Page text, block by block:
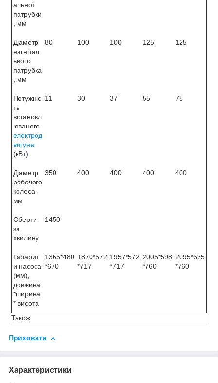
альної
патрубки
, мм
Діаметр
нагнітал
ьного
патрубка
, мм
80 100 100 125 125
Потужніс
ть
встановл
юваного
електрод
вигуна
(кВт)
11 30 37 55 75
Діаметр
робочого
колеса,
мм
350 400 400 400 400
Оберти
за
хвилину
1450
Габарит
и насоса
(мм),
довжина
*ширина
* висота
1365*480
*670
1870*572
*717
1957*572
*717
2005*598
*760
2095*635
*760
Також
Приховати
Характеристики